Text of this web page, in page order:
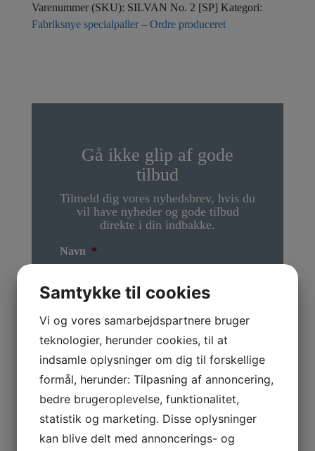
Varenummer (SKU): SILVAN No. 2 [SP] Kategori:
Fabriksnye specialpaller – Ordre produceret
Gå ikke glip af gode
tilbud
Tilmeld dig vores nyhedsbrev, hvis du
vil have nyheder og gode tilbud
direkte i din indbakke.
Navn *
Samtykke til cookies
Vi og vores samarbejdspartnere bruger
teknologier, herunder cookies, til at
indsamle oplysninger om dig til forskellige
formål, herunder: Tilpasning af annoncering,
bedre brugeroplevelse, funktionalitet,
statistik og marketing. Disse oplysninger
kan blive delt med annoncerings- og